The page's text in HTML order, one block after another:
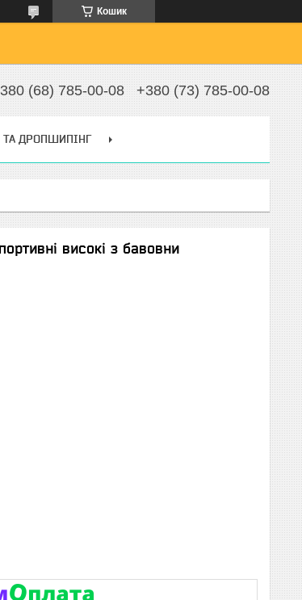
Кошик
(68) 785-00-08 +380 (73) 785-00-08
ТА ДРОПШИПІНГ
високі з бавовни